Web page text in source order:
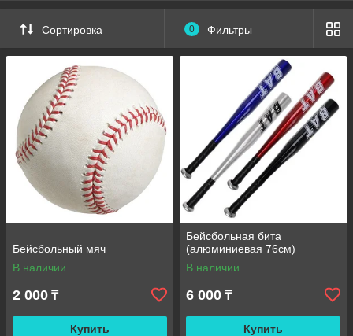
Сортировка 0 Фильтры
Бейсбольный мяч
В наличии
2 000 ₸
Купить
Бейсбольная бита
(алюминиевая 76см)
В наличии
6 000 ₸
Купить